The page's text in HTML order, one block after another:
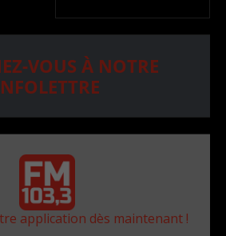
VOUS À NOTRE
application dès maintenant !